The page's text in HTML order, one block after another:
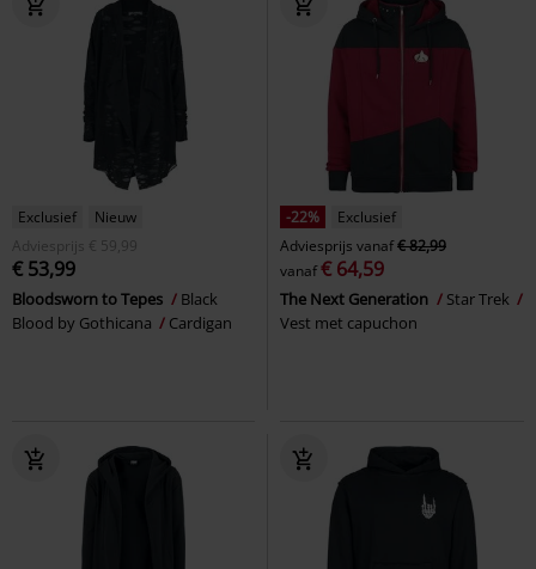
Exclusief
Nieuw
Adviesprijs
€ 59,99
€ 53,99
Bloodsworn to Tepes
Black
Blood by Gothicana
Cardigan
-22%
Exclusief
Adviesprijs vanaf€ 82,99
vanaf€ 64,59
The Next Generation
Star Trek
Vest met capuchon